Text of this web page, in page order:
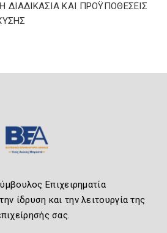
Η ΔΙΑΔΙΚΑΣΙΑ ΚΑΙ ΠΡΟΫΠΟΘΕΣΕΙΣ
Επιχειρηματία
ίδρυση και την λειτουργία της
σας.